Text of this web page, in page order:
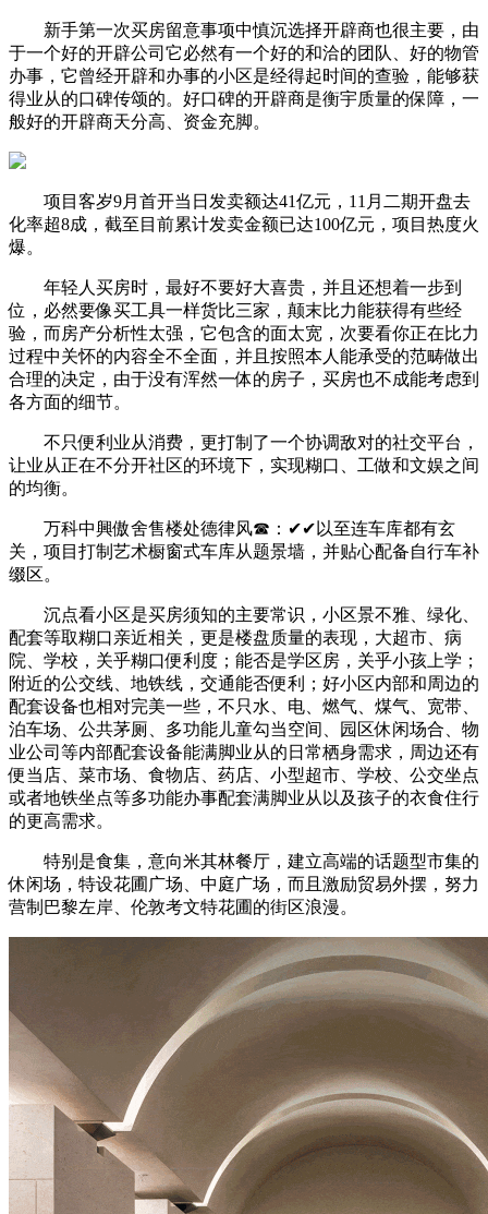
新手第一次买房留意事项中慎沉选择开辟商也很主要，由
于一个好的开辟公司它必然有一个好的和洽的团队、好的物管
办事，它曾经开辟和办事的小区是经得起时间的查验，能够获
得业从的口碑传颂的。好口碑的开辟商是衡宇质量的保障，一
般好的开辟商天分高、资金充脚。
项目客岁9月首开当日发卖额达41亿元，11月二期开盘去
化率超8成，截至目前累计发卖金额已达100亿元，项目热度火
爆。
年轻人买房时，最好不要好大喜贵，并且还想着一步到
位，必然要像买工具一样货比三家，颠末比力能获得有些经
验，而房产分析性太强，它包含的面太宽，次要看你正在比力
过程中关怀的内容全不全面，并且按照本人能承受的范畴做出
合理的决定，由于没有浑然一体的房子，买房也不成能考虑到
各方面的细节。
不只便利业从消费，更打制了一个协调敌对的社交平台，
让业从正在不分开社区的环境下，实现糊口、工做和文娱之间
的均衡。
万科中興傲舍售楼处德律风☎：✔✔以至连车库都有玄
关，项目打制艺术橱窗式车库从题景墙，并贴心配备自行车补
缀区。
沉点看小区是买房须知的主要常识，小区景不雅、绿化、
配套等取糊口亲近相关，更是楼盘质量的表现，大超市、病
院、学校，关乎糊口便利度；能否是学区房，关乎小孩上学；
附近的公交线、地铁线，交通能否便利；好小区内部和周边的
配套设备也相对完美一些，不只水、电、燃气、煤气、宽带、
泊车场、公共茅厕、多功能儿童勾当空间、园区休闲场合、物
业公司等内部配套设备能满脚业从的日常栖身需求，周边还有
便当店、菜市场、食物店、药店、小型超市、学校、公交坐点
或者地铁坐点等多功能办事配套满脚业从以及孩子的衣食住行
的更高需求。
特别是食集，意向米其林餐厅，建立高端的话题型市集的
休闲场，特设花圃广场、中庭广场，而且激励贸易外摆，努力
营制巴黎左岸、伦敦考文特花圃的街区浪漫。